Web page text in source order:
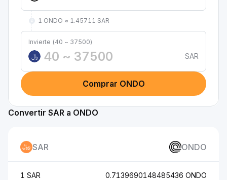
1 ONDO ≈ 1.45711 SAR
Invierte (40 ~ 37500)
﷼
SAR
Comprar ONDO
Convertir SAR a ONDO
SAR ONDO
1 SAR 0.7139690148485436 ONDO